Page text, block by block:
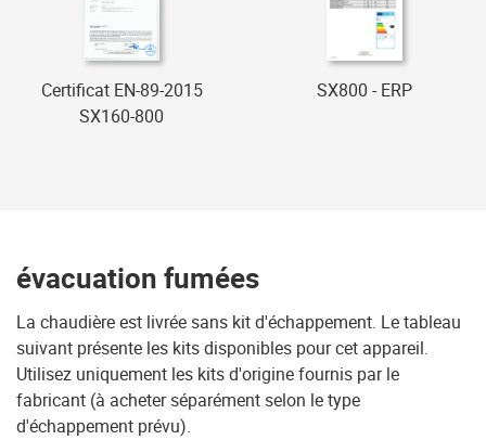
Certificat EN-89-2015
SX160-800
SX800 - ERP
évacuation fumées
La chaudière est livrée sans kit d'échappement. Le tableau
suivant présente les kits disponibles pour cet appareil.
Utilisez uniquement les kits d'origine fournis par le
fabricant (à acheter séparément selon le type
d'échappement prévu).